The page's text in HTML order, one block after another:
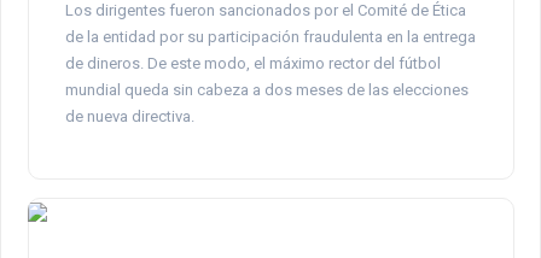
Los dirigentes fueron sancionados por el Comité de Ética
de la entidad por su participación fraudulenta en la entrega
de dineros. De este modo, el máximo rector del fútbol
mundial queda sin cabeza a dos meses de las elecciones
de nueva directiva.